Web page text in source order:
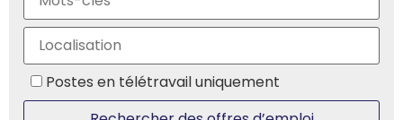
Postes en télétravail uniquement